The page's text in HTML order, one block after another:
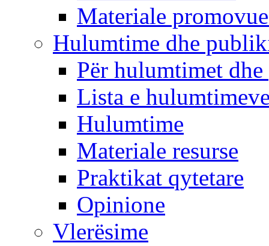
Materiale
Hulumtime dhe
Për hulumtimet
Lista e
Hulumtime
Materiale resurse
Praktikat qytetare
Opinione
Vlerësime